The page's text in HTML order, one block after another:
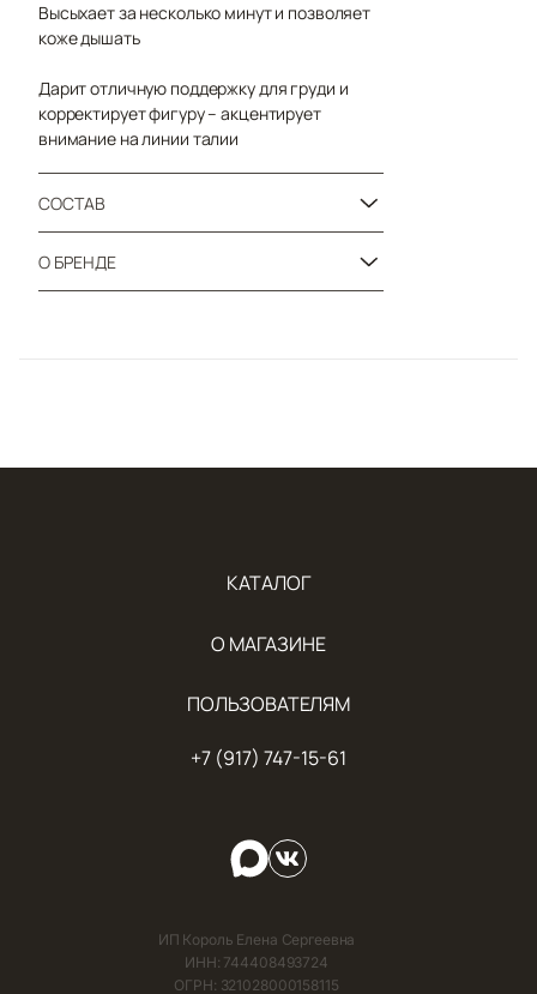
Высыхает за несколько минут и позволяет
коже дышать
Дарит отличную поддержку для груди и
корректирует фигуру – акцентирует
внимание на линии талии
СОСТАВ
О БРЕНДЕ
КАТАЛОГ
О МАГАЗИНЕ
ПОЛЬЗОВАТЕЛЯМ
+7 (917) 747-15-61
ИП Король Елена Сергеевна
ИНН: 744408493724
ОГРН: 321028000158115